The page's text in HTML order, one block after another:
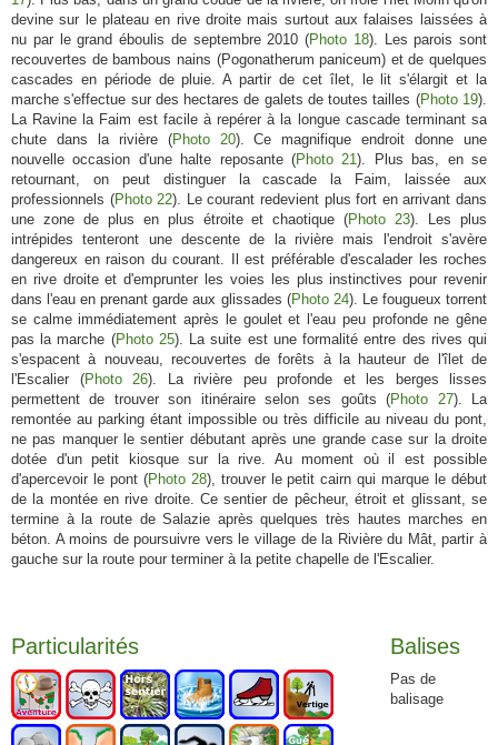
devine sur le plateau en rive droite mais surtout aux falaises laissées à
nu par le grand éboulis de septembre 2010 (Photo 18). Les parois sont
recouvertes de bambous nains (Pogonatherum paniceum) et de quelques
cascades en période de pluie. A partir de cet îlet, le lit s'élargit et la
marche s'effectue sur des hectares de galets de toutes tailles (Photo 19).
La Ravine la Faim est facile à repérer à la longue cascade terminant sa
chute dans la rivière (Photo 20). Ce magnifique endroit donne une
nouvelle occasion d'une halte reposante (Photo 21). Plus bas, en se
retournant, on peut distinguer la cascade la Faim, laissée aux
professionnels (Photo 22). Le courant redevient plus fort en arrivant dans
une zone de plus en plus étroite et chaotique (Photo 23). Les plus
intrépides tenteront une descente de la rivière mais l'endroit s'avère
dangereux en raison du courant. Il est préférable d'escalader les roches
en rive droite et d'emprunter les voies les plus instinctives pour revenir
dans l'eau en prenant garde aux glissades (Photo 24). Le fougueux torrent
se calme immédiatement après le goulet et l'eau peu profonde ne gêne
pas la marche (Photo 25). La suite est une formalité entre des rives qui
s'espacent à nouveau, recouvertes de forêts à la hauteur de l'îlet de
l'Escalier (Photo 26). La rivière peu profonde et les berges lisses
permettent de trouver son itinéraire selon ses goûts (Photo 27). La
remontée au parking étant impossible ou très difficile au niveau du pont,
ne pas manquer le sentier débutant après une grande case sur la droite
dotée d'un petit kiosque sur la rive. Au moment où il est possible
d'apercevoir le pont (Photo 28), trouver le petit cairn qui marque le début
de la montée en rive droite. Ce sentier de pêcheur, étroit et glissant, se
termine à la route de Salazie après quelques très hautes marches en
béton. A moins de poursuivre vers le village de la Rivière du Mât, partir à
gauche sur la route pour terminer à la petite chapelle de l'Escalier.
Particularités Balises
Pas de
balisage